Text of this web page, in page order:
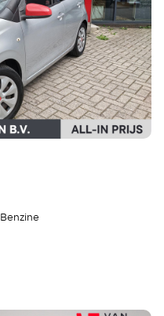
Benzine